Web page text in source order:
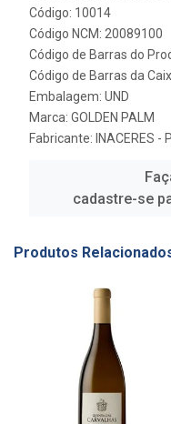
Código: 10014
Código NCM: 20089100
Código de Barras do
Código de Barras da
Embalagem: UND
Marca: GOLDEN PALM
Fabricante: INACERES -
cadastre-se
Produtos